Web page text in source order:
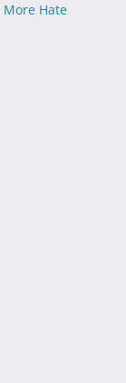
More Hate